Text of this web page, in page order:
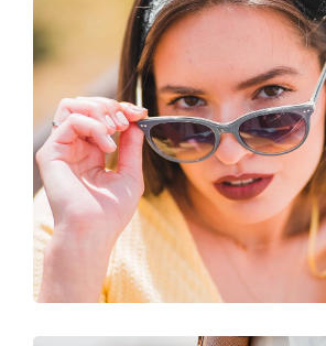
Τύπος:
Κατηγορία:
Μάρκα:
Χρήση:
Κωδικός Προϊόντος / Μοντέλο: